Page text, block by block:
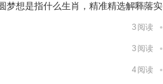
梦想是指什么生肖，精准精选解释落实
4阅读
3 阅读
3 阅读
4 阅读